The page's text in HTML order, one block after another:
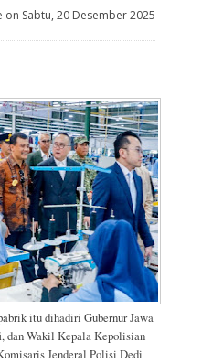
on Sabtu, 20 Desember 2025
itu dihadiri Gubernur Jawa
dan Wakil Kepala Kepolisian
Jenderal Polisi Dedi